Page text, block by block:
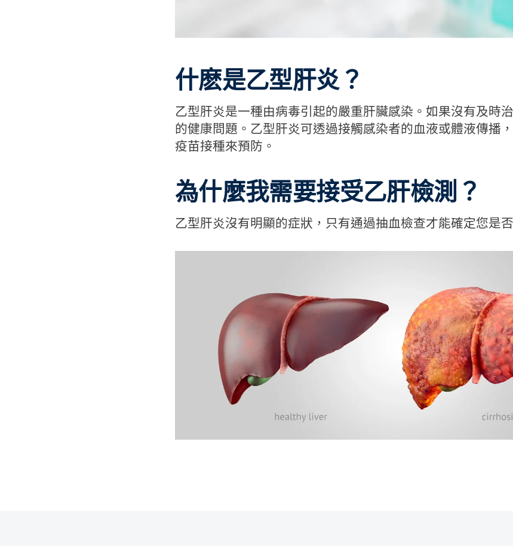
什麽是乙型肝炎？
乙型肝炎是一種由病毒引起的嚴重肝臟感染。如果沒有及時
的健康問題。乙型肝炎可透過接觸感染者的血液或體液傳播
疫苗接種來預防。
為什麼我需要接受乙肝檢測？
乙型肝炎沒有明顯的症狀，只有通過抽血檢查才能確定您是